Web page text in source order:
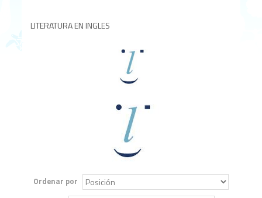
LITERATURA EN INGLES
Ordenar por